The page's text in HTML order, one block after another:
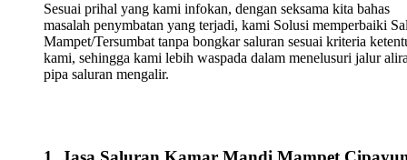
Sesuai prihal yang kami infokan, dengan seksama kita bahas
masalah penymbatan yang terjadi, kami Solusi memperbaiki
Mampet/Tersumbat tanpa bongkar saluran sesuai kriteria
kami, sehingga kami lebih waspada dalam menelusuri jalur
pipa saluran mengalir.